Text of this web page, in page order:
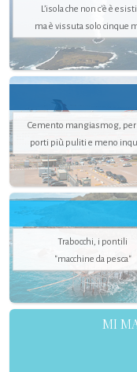
L’isola che non c'è è
ma è vissuta solo cinque
Cemento mangiasmog, per
porti più puliti e meno
Trabocchi, i pontili
"macchine da pesca"
MI